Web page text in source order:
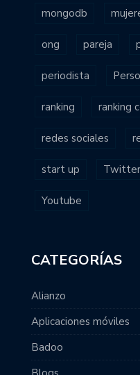
mongodb
ong pareja
periodista
ranking ranking
redes sociales
start up Twitter
Youtube
CATEGORÍAS
Alianzo
Aplicaciones móviles
Badoo